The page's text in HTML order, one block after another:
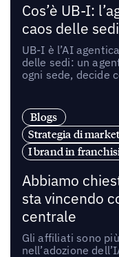
Cos’è UB-I:
caos delle
UB-I è l’AI
delle sedi: un
ogni sede, decide
Blogs
Strategia di
I brand in
Abbiamo
sta vincendo
centrale
Gli affiliati sono
nell’adozione